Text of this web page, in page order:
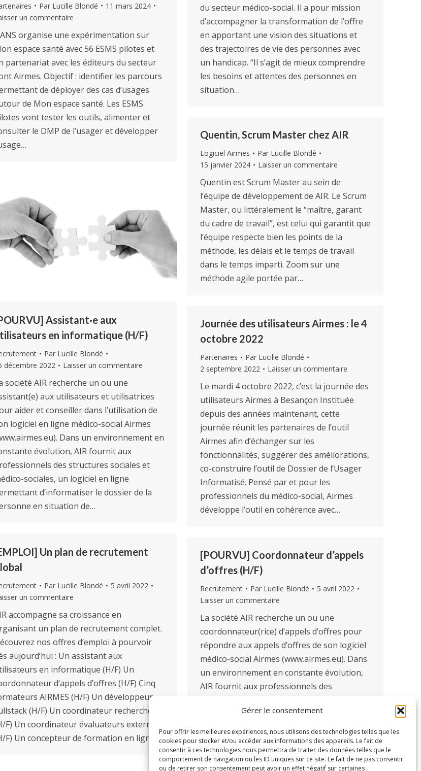
Gérer le consentement
Pour offrir les meilleures expériences, nous utilisons des technologies telles que les
cookies pour stocker et/ou accéder aux informations des appareils. Le fait de
consentir à ces technologies nous permettra de traiter des données telles que le
comportement de navigation ou les ID uniques sur ce site. Le fait de ne pas consentir
ou de retirer son consentement peut avoir un effet négatif sur certaines
Par Lucille Blondé
11 mars 2024
un commentaire
organise une expérimentation sur
espace santé avec 56 ESMS pilotes et
partenariat avec les éditeurs du secteur
Airmes. Objectif : identifier les parcours
de déployer des cas d’usages
de Mon espace santé. Les ESMS
vont tester les outils, alimenter et
le DMP de l’usager et développer
du secteur médico-social. Il a pour mission
d’accompagner la transformation de l’offre
en apportant une vision des situations et
des trajectoires de vie des personnes avec
un handicap. “Il s’agit de mieux comprendre
les besoins et attentes des personnes en
situation…
Quentin, Scrum Master chez AIR
Logiciel Airmes Par Lucille Blondé
15 janvier 2024
Laisser un commentaire
Quentin est Scrum Master au sein de
l’équipe de développement de AIR. Le Scrum
Master, ou littéralement le “maître, garant
du cadre de travail”, est celui qui garantit que
l’équipe respecte bien les points de la
méthode, les délais et le temps de travail
dans le temps imparti. Zoom sur une
méthode agile portée par…
Assistant·e aux
en informatique (H/F)
Par Lucille Blondé
décembre 2022
Laisser un commentaire
société AIR recherche un ou une
aux utilisateurs et utilisatrices
aider et conseiller dans l’utilisation de
logiciel en ligne médico-social Airmes
Dans un environnement en
évolution, AIR fournit aux
des structures sociales et
sociales, un logiciel en ligne
d’informatiser le dossier de la
en situation de…
Journée des utilisateurs Airmes : le 4
octobre 2022
Partenaires Par Lucille Blondé
2 septembre 2022
Laisser un commentaire
Le mardi 4 octobre 2022, c’est la journée des
utilisateurs Airmes à Besançon Instituée
depuis des années maintenant, cette
journée réunit les partenaires de l’outil
Airmes afin d’échanger sur les
fonctionnalités, suggérer des améliorations,
co-construire l’outil de Dossier de l’Usager
Informatisé. Pensé par et pour les
professionnels du médico-social, Airmes
développe l’outil en cohérence avec…
Un plan de recrutement
Par Lucille Blondé
5 avril 2022
un commentaire
accompagne sa croissance en
un plan de recrutement complet.
nos offres d’emploi à pourvoir
aujourd’hui : Un assistant aux
en informatique (H/F) Un
d’appels d’offres (H/F) Cinq
AIRMES (H/F) Un développeur
(H/F) Un coordinateur recherche
F) Un coordinateur évaluateurs externes
F) Un concepteur de formation en ligne…
[POURVU] Coordonnateur d’appels
d’offres (H/F)
Recrutement Par Lucille Blondé
5 avril 2022
Laisser un commentaire
La société AIR recherche un ou une
coordonnateur(rice) d’appels d’offres pour
répondre aux appels d’offres de son logiciel
médico-social Airmes (www.airmes.eu). Dans
un environnement en constante évolution,
AIR fournit aux professionnels des
logiciel en ligne permettant d’informatiser le
dossier de la personne en situation de
handicap. En lien avec les…